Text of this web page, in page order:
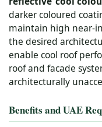
darker coloured
maintain high near-
the desired
enable cool roof
roof and facade
architecturally
Benefits and UAE